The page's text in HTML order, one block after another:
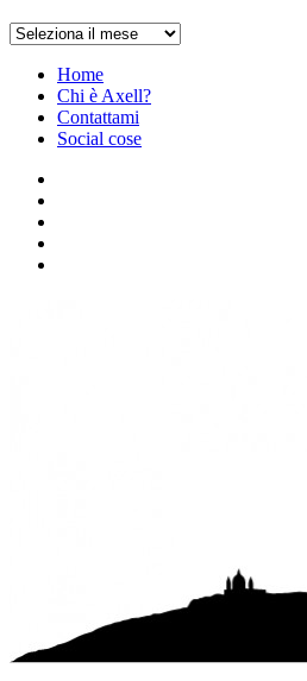
Pensieri
passatoHome
Chi è Axell?
Contattami
Social cose